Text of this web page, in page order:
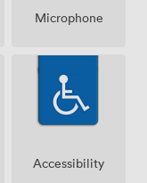
Microphone
Accessibility